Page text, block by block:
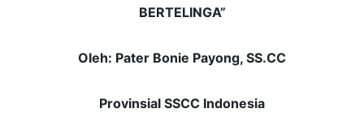
BERTELINGA”
Oleh: Pater Bonie Payong, SS.CC
Provinsial SSCC Indonesia